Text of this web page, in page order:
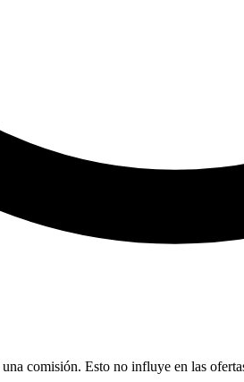
comisión. Esto no influye en las